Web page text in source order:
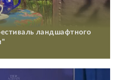
ландшафтного